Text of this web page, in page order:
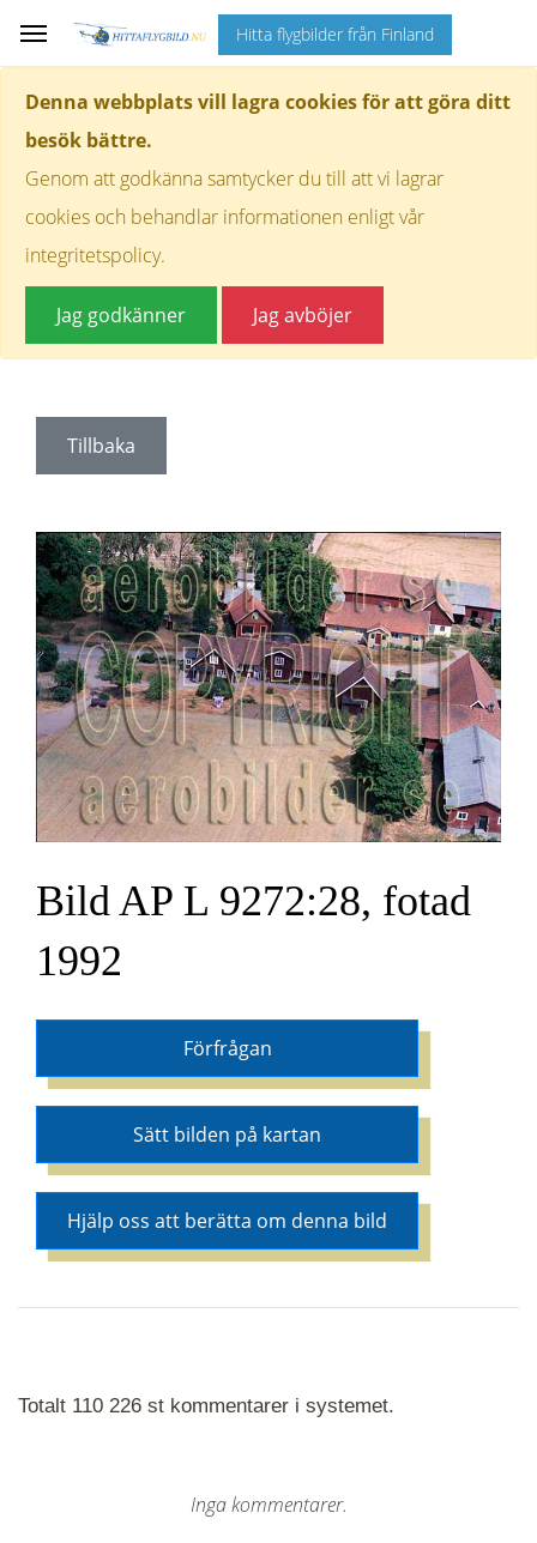
Denna webbplats vill lagra cookies för att göra ditt
besök bättre.
Genom att godkänna samtycker du till att vi lagrar
cookies och behandlar informationen enligt vår
integritetspolicy.
Jag godkänner Jag avböjer
Hitta flygbilder från Finland
Tillbaka
Bild AP L 9272:28, fotad
1992
Förfrågan
Sätt bilden på kartan
Hjälp oss att berätta om denna bild
Totalt 110 226 st kommentarer i systemet.
Inga kommentarer.